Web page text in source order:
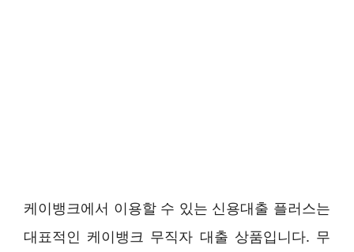
케이뱅크에서 이용할 수 있는 신용대출 플러스는
대표적인 케이뱅크 무직자 대출 상품입니다. 무